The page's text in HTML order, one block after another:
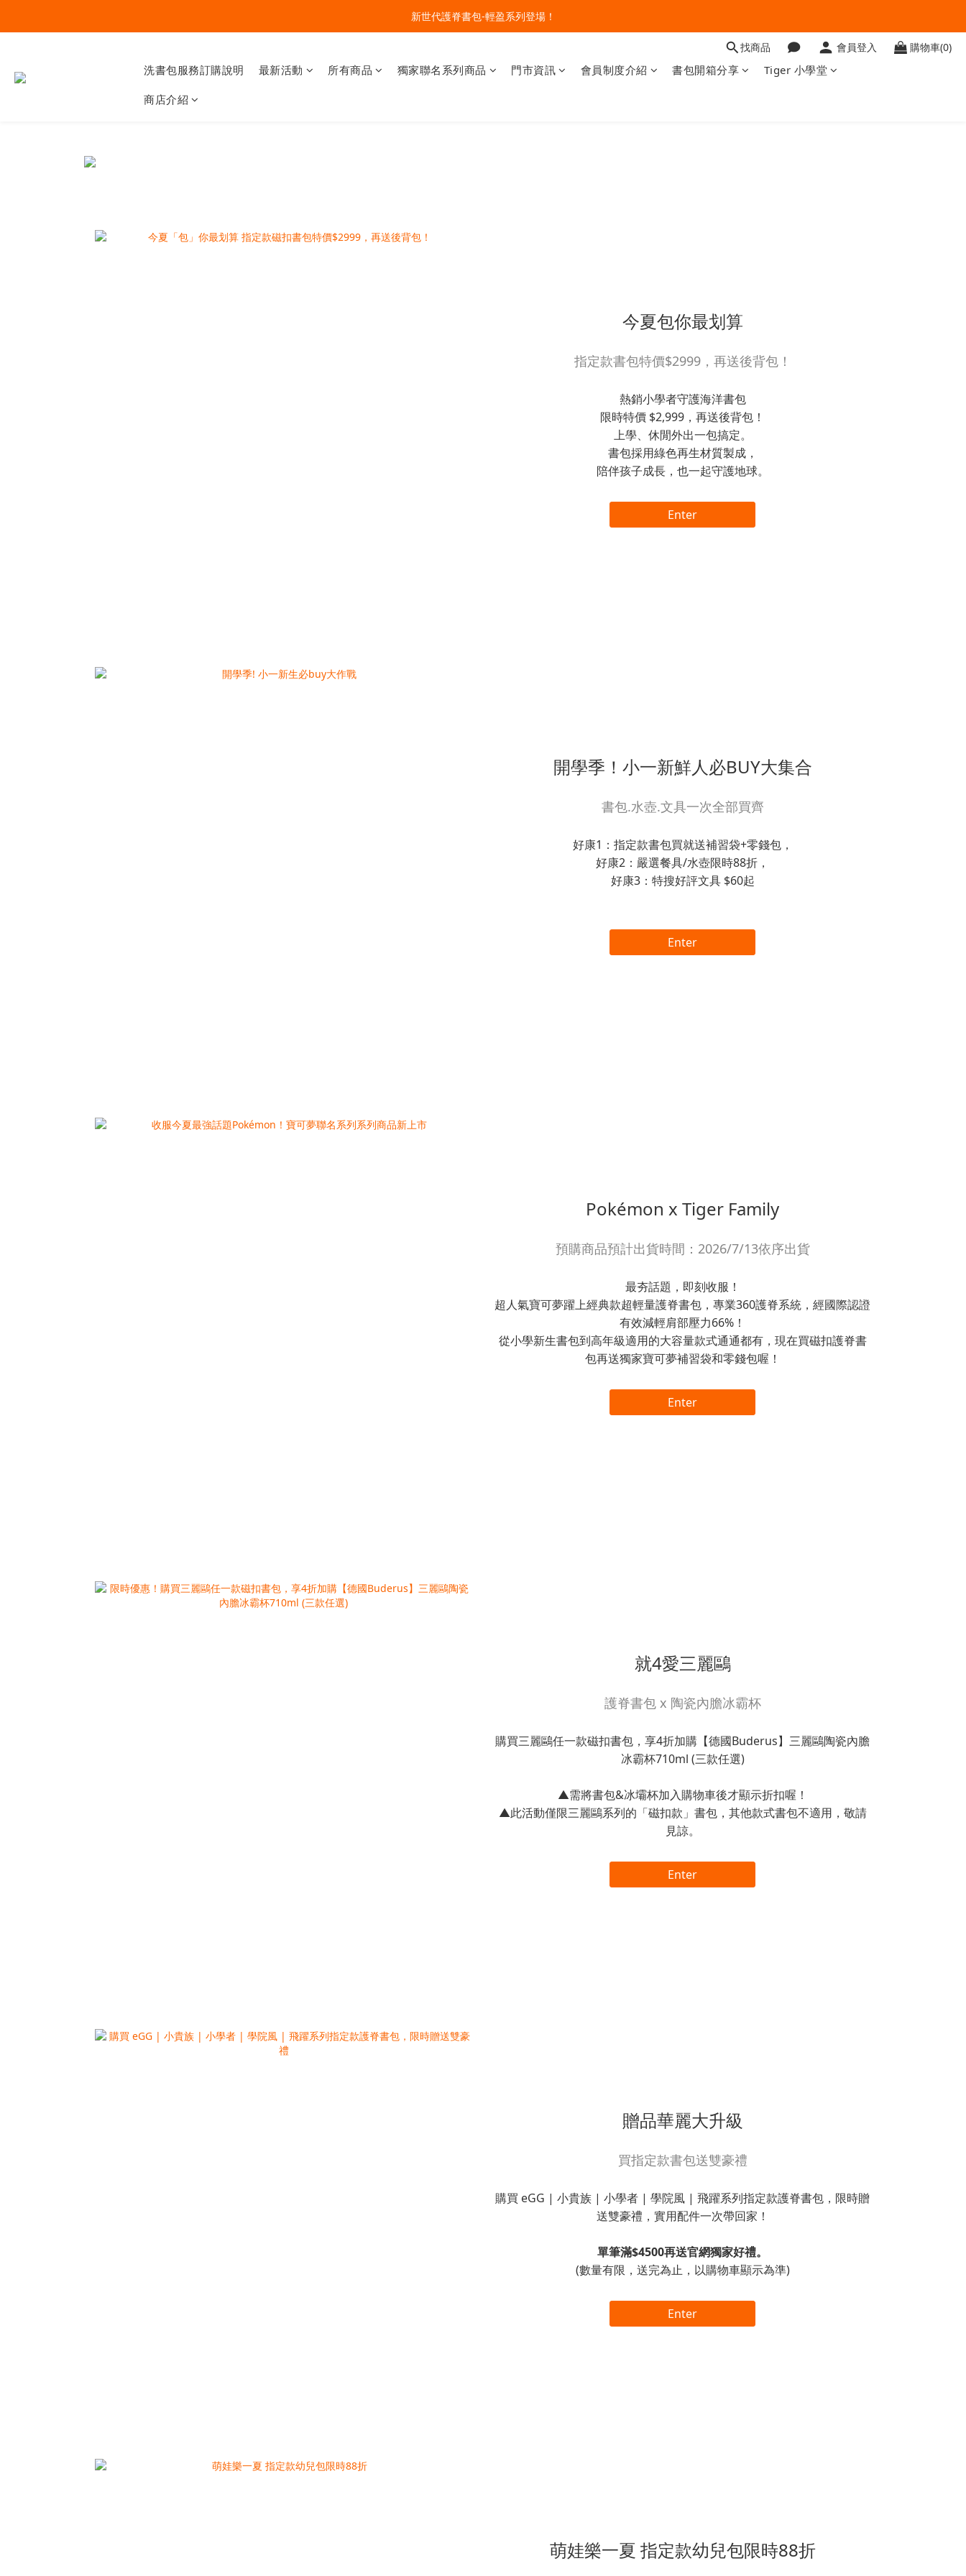
🔥今夏最夯 Pokémon 寶可夢書包現貨熱賣中！開心迎接新學期！
🔥今夏最夯 Pokémon 寶可夢書包現貨熱賣中！開心迎接新學期！
找商品 會員登入 購物車(0)
洗書包服務訂購說明 最新活動 所有商品 獨家聯名系列商品 門市資訊 會員制度介紹 書包開箱分享 Tiger 小學堂
商店介紹
今夏包你最划算
指定款書包特價$2999，再送後背包！
熱銷小學者守護海洋書包
限時特價 $2,999，再送後背包！
上學、休閒外出一包搞定。
書包採用綠色再生材質製成，
陪伴孩子成長，也一起守護地球。
Enter
開學季！小一新鮮人必BUY大集合
書包.水壺.文具一次全部買齊
好康1：指定款書包買就送補習袋+零錢包，
好康2：嚴選餐具/水壺限時88折，
好康3：特搜好評文具 $60起
Enter
Pokémon x Tiger Family
預購商品預計出貨時間：2026/7/13依序出貨
最夯話題，即刻收服！
超人氣寶可夢躍上經典款超輕量護脊書包，專業360護脊系統，經國際認證
有效減輕肩部壓力66%！
從小學新生書包到高年級適用的大容量款式通通都有，現在買磁扣護脊書
包再送獨家寶可夢補習袋和零錢包喔！
Enter
就4愛三麗鷗
護脊書包 x 陶瓷內膽冰霸杯
購買三麗鷗任一款磁扣書包，享4折加購【德國Buderus】三麗鷗陶瓷內膽
冰霸杯710ml (三款任選)
▲需將書包&冰壩杯加入購物車後才顯示折扣喔！
▲此活動僅限三麗鷗系列的「磁扣款」書包，其他款式書包不適用，敬請
見諒。
Enter
贈品華麗大升級
買指定款書包送雙豪禮
購買 eGG | 小貴族 | 小學者 | 學院風 | 飛躍系列指定款護脊書包，限時贈
送雙豪禮，實用配件一次帶回家！
單筆滿$4500再送官網獨家好禮。
(數量有限，送完為止，以購物車顯示為準)
Enter
萌娃樂一夏 指定款幼兒包限時88折